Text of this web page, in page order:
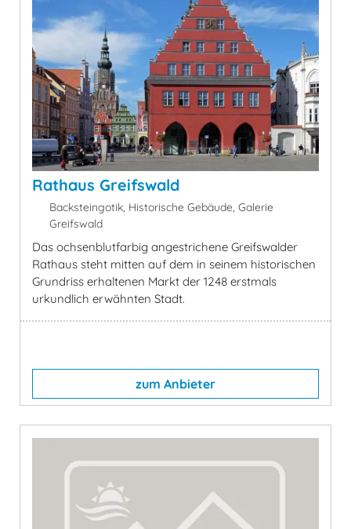
Rathaus Greifswald
Backsteingotik, Historische Gebäude, Galerie
Greifswald
Das ochsenblutfarbig angestrichene Greifswalder
Rathaus steht mitten auf dem in seinem historischen
Grundriss erhaltenen Markt der 1248 erstmals
urkundlich erwähnten Stadt.
zum Anbieter